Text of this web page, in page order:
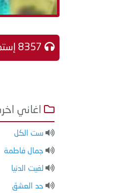
اغاني
ست الكل
جمال فاطمة
لفيت الدنيا
حد العشق